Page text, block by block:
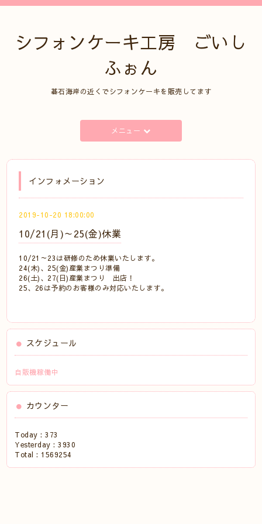
シフォンケーキ工房 ごいし
ふぉん
碁石海岸の近くでシフォンケーキを販売してます
メニュー
インフォメーション
2019-10-20 18:00:00
10/21(月)～25(金)休業
10/21～23は研修のため休業いたします。
24(木)、25(金)産業まつり準備
26(土)、27(日)産業まつり 出店！
25、26は予約のお客様のみ対応いたします。
スケジュール
自販機稼働中
カウンター
Today :373
Yesterday :3930
Total : 1569254